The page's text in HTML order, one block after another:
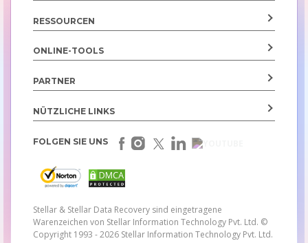
RESSOURCEN
ONLINE-TOOLS
PARTNER
NÜTZLICHE LINKS
Stellar & Stellar Data Recovery sind eingetragene
Warenzeichen von Stellar Information Technology Pvt. Ltd. ©
Copyright 1993 - 2026 Stellar Information Technology Pvt. Ltd.
FOLGEN SIE UNS